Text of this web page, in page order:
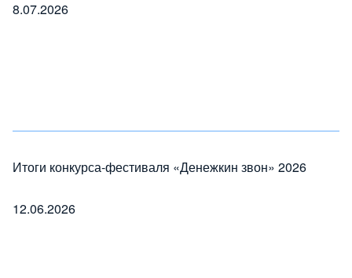
8.07.2026
Итоги конкурса-фестиваля «Денежкин звон» 2026
12.06.2026